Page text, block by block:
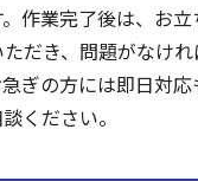
作業完了後は、お立
だき、問題がなけ
ぎの方には即日対
ください。